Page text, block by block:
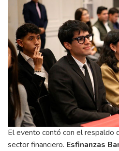
El evento contó con el respaldo
sector financiero. Esfinanzas